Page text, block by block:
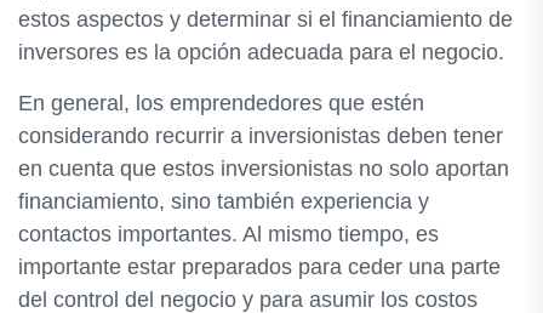
estos aspectos y determinar si el financiamiento de
inversores es la opción adecuada para el negocio.
En general, los emprendedores que estén
considerando recurrir a inversionistas deben tener
en cuenta que estos inversionistas no solo aportan
financiamiento, sino también experiencia y
contactos importantes. Al mismo tiempo, es
importante estar preparados para ceder una parte
del control del negocio y para asumir los costos